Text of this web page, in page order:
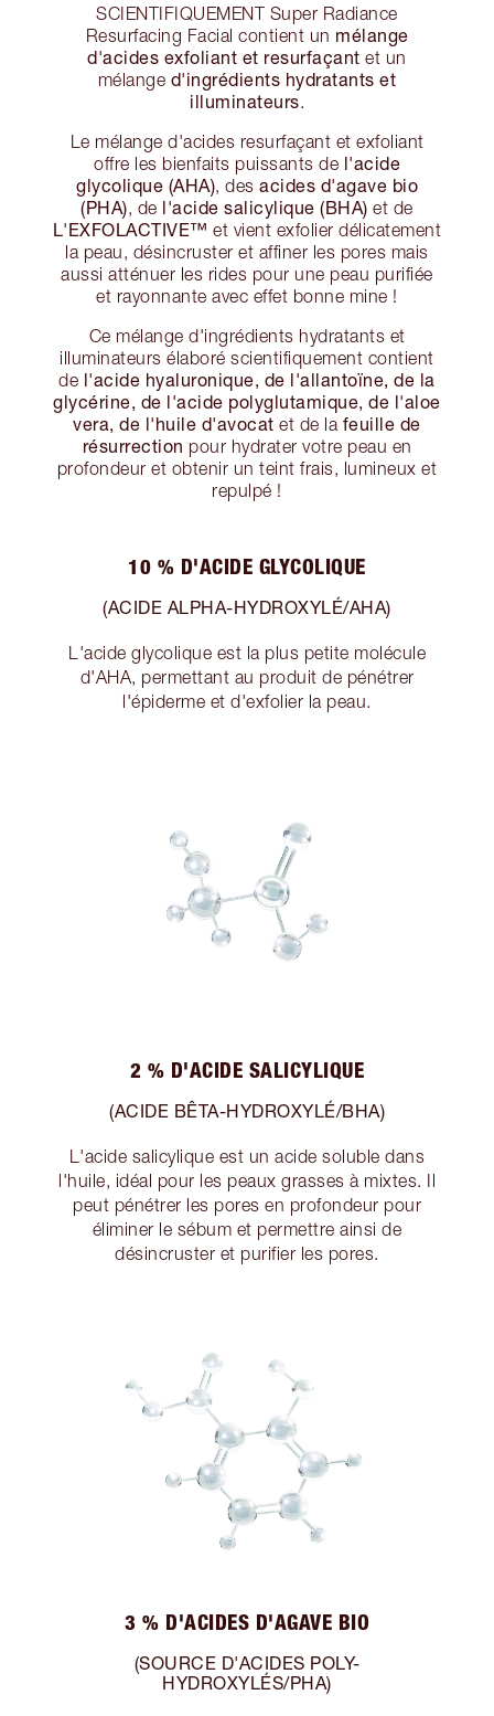
SCIENTIFIQUEMENT Super Radiance
Resurfacing Facial contient un mélange
d'acides exfoliant et resurfaçant et un
mélange d'ingrédients hydratants et
illuminateurs
Le mélange d'acides resurfaçant et exfoliant
offre les bienfaits puissants de l'acide
glycolique (AHA) , des acides d'agave bio
(PHA) , de l'acide salicylique (BHA) et de
L'EXFOLACTIVE™ et vient exfolier délicatement
la peau, désincruster et affiner les pores mais
aussi atténuer les rides pour une peau purifiée
et rayonnante avec effet bonne mine !
Ce mélange d'ingrédients hydratants et
illuminateurs élaboré scientifiquement contient
de l'acide hyaluronique, de l'allantoïne, de la
glycérine, de l'acide polyglutamique, de l'aloe
vera, de l'huile d'avocat et de la feuille de
résurrection pour hydrater votre peau en
profondeur et obtenir un teint frais, lumineux et
repulpé !
10 % D'ACIDE GLYCOLIQUE
(ACIDE ALPHA-HYDROXYLÉ/AHA)
L'acide glycolique est la plus petite molécule
d'AHA, permettant au produit de pénétrer
l'épiderme et d'exfolier la peau.
2 % D'ACIDE SALICYLIQUE
(ACIDE BÊTA-HYDROXYLÉ/BHA)
L'acide salicylique est un acide soluble dans
l'huile, idéal pour les peaux grasses à mixtes. Il
peut pénétrer les pores en profondeur pour
éliminer le sébum et permettre ainsi de
désincruster et purifier les pores.
3 % D'ACIDES D'AGAVE BIO
(SOURCE D'ACIDES POLY-
HYDROXYLÉS/PHA)